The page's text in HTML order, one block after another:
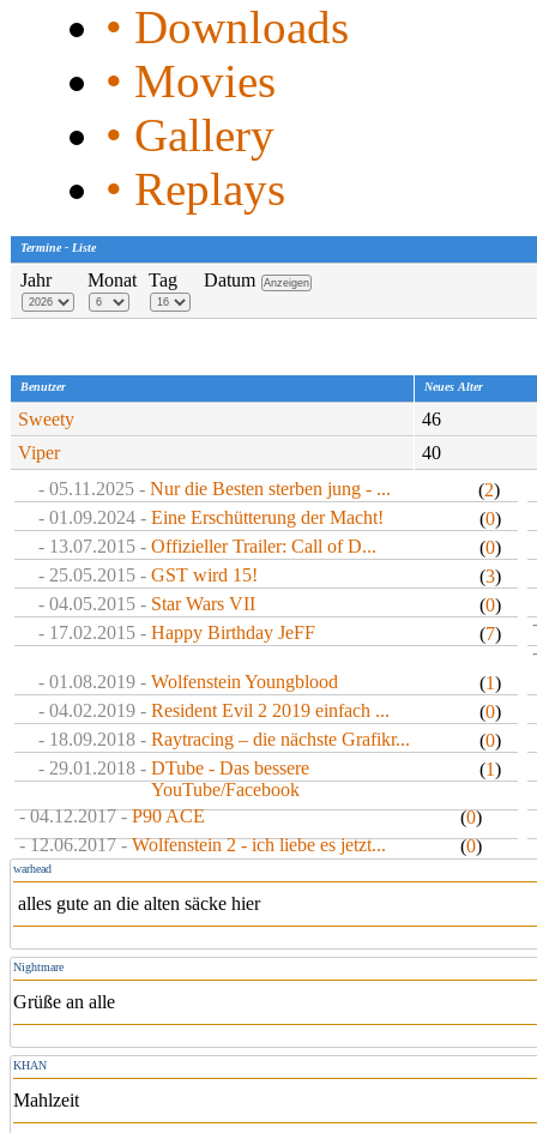
• Downloads
• Movies
• Gallery
• Replays
Termine - Liste
Datum
Jahr Monat Tag
Benutzer Neues Alter
Sweety
46
Viper
40
- 05.11.2025 - Nur die Besten sterben jung - ... (2)
- 01.09.2024 - Eine Erschütterung der Macht! (0)
- 13.07.2015 - Offizieller Trailer: Call of D... (0)
- 25.05.2015 - GST wird 15! (3)
- 04.05.2015 - Star Wars VII (0)
- 17.02.2015 - Happy Birthday JeFF (7)
- 01.08.2019 - Wolfenstein Youngblood (1)
- 04.02.2019 - Resident Evil 2 2019 einfach ... (0)
- 18.09.2018 - Raytracing – die nächste Grafikr... (0)
- 29.01.2018 - DTube - Das bessere
YouTube/Facebook
(1)
- 04.12.2017 - P90 ACE (0)
- 12.06.2017 - Wolfenstein 2 - ich liebe es jetzt... (0)
warhead
alles gute an die alten säcke hier
Nightmare
Grüße an alle
KHAN
Mahlzeit